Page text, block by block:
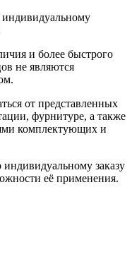
и более быстрого
не являются
от представленных
фурнитуре, а также
комплектующих и
заказу
её применения.